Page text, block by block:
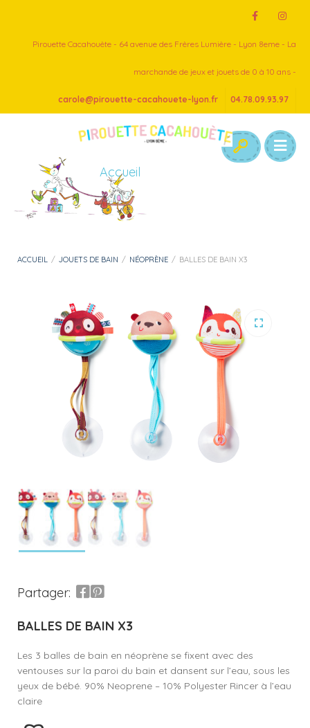
Pirouette Cacahouète - 64 avenue des Frères Lumière - Lyon 8eme - La
marchande de jeux et jouets de 0 à 10 ans -
carole@pirouette-cacahouete-lyon.fr 04.78.09.93.97
Accueil
ACCUEIL / JOUETS DE BAIN / NÉOPRÈNE / BALLES DE BAIN X3
Partager:
BALLES DE BAIN X3
Les 3 balles de bain en néoprène se fixent avec des
ventouses sur la paroi du bain et dansent sur l’eau, sous les
yeux de bébé. 90% Neoprene – 10% Polyester Rincer à l’eau
claire